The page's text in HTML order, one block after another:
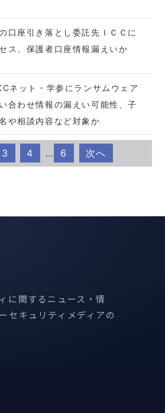
口座引き落とし委託先ＩＣＣに
ス、保護者口座情報漏えいか
ネット・学参にランサムウェア
合わせ情報の漏えい可能性、子
や相談内容など対象か
3 4 … 6 次へ
に関するニュース・情
セキュリティメディアの